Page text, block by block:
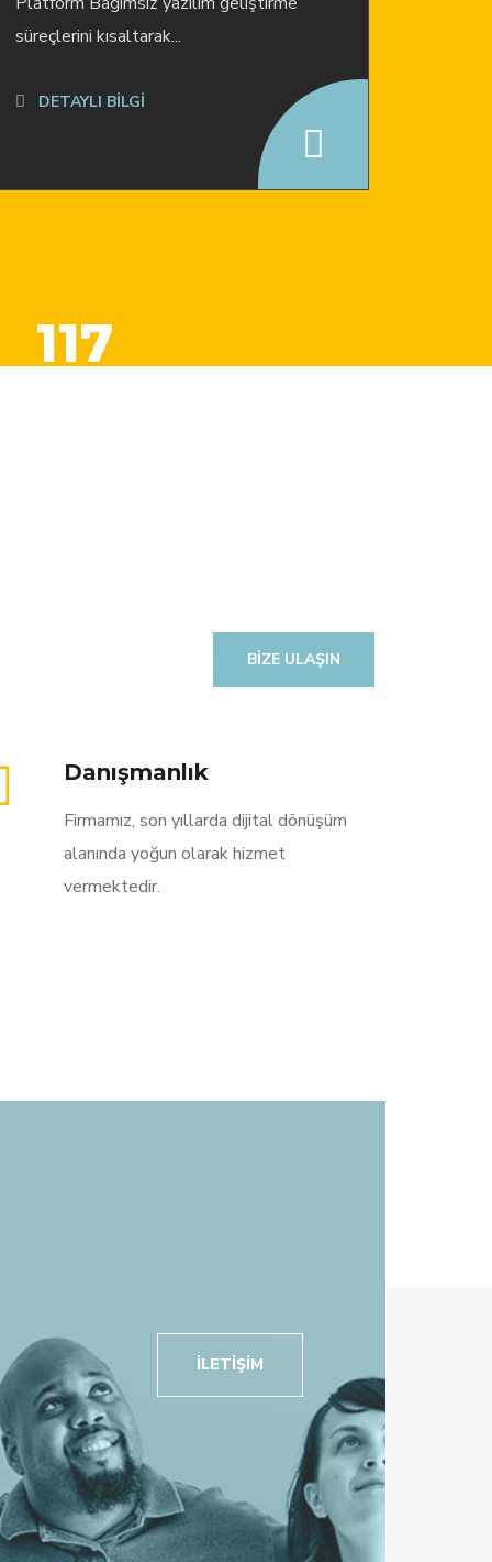
süreçlerini kısaltarak...
DETAYLI BİLGİ
117
BIZE ULAŞIN
Danışmanlık
Firmamız, son yıllarda dijital dönüşüm
alanında yoğun olarak hizmet
vermektedir.
İLETIŞIM